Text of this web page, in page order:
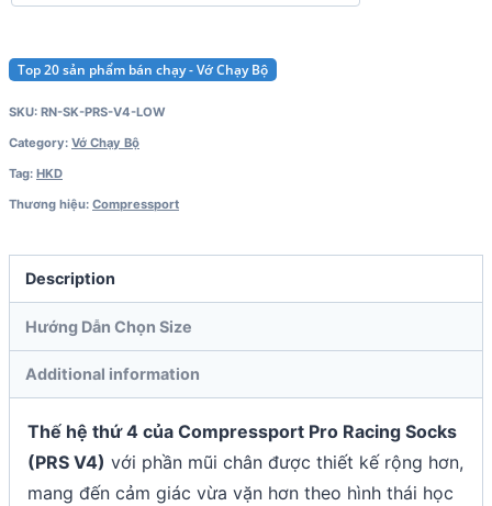
Top 20 sản phẩm bán chạy - Vớ Chạy Bộ
SKU: RN-SK-PRS-V4-LOW
Category: Vớ Chạy Bộ
Tag: HKD
Thương hiệu: Compressport
Description
Hướng Dẫn Chọn Size
Additional information
Thế hệ thứ 4 của Compressport Pro Racing Socks
(PRS V4) với phần mũi chân được thiết kế rộng hơn,
mang đến cảm giác vừa vặn hơn theo hình thái học